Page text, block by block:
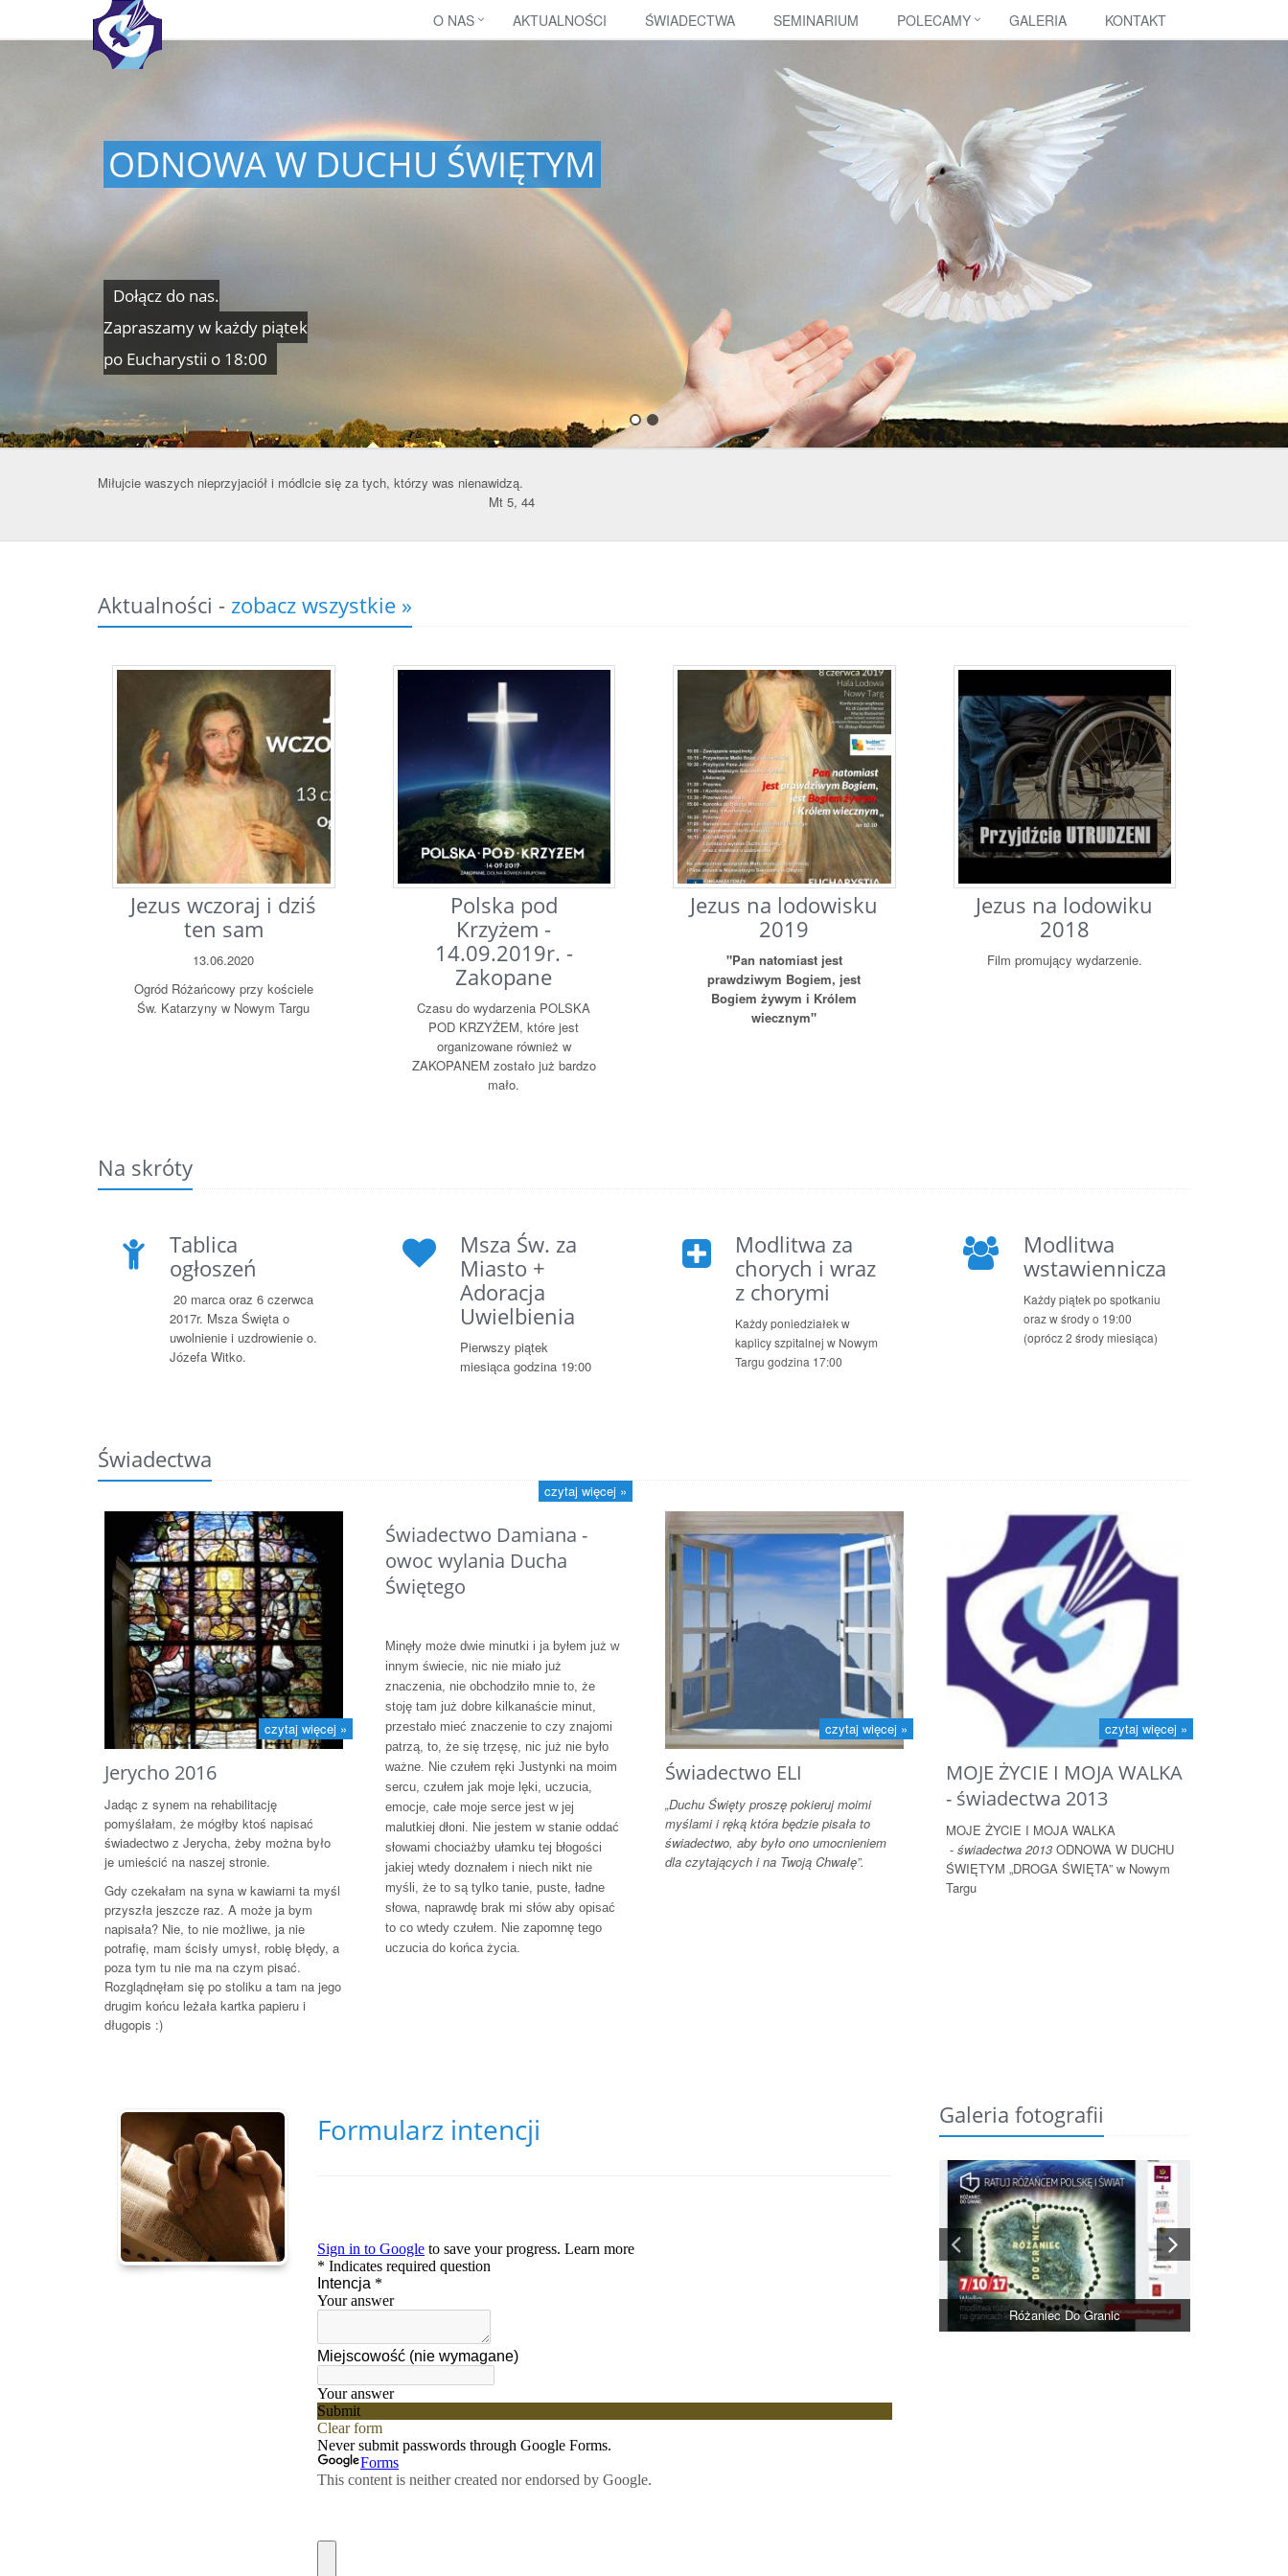
O NAS AKTUALNOŚCI ŚWIADECTWA SEMINARIUM POLECAMY GALERIA KONTAKT
ODNOWA W DUCHU ŚWIĘTYM
Dołącz do nas.
Zapraszamy w każdy piątek
po Eucharystii o 18:00
Miłujcie waszych nieprzyjaciół i módlcie się za tych, którzy was nienawidzą.
Mt 5, 44
Aktualności - zobacz wszystkie »
Jezus wczoraj i dziś
ten sam
13.06.2020
Ogród Różańcowy przy kościele
Św. Katarzyny w Nowym Targu
Polska pod
Krzyżem -
14.09.2019r. -
Zakopane
Czasu do wydarzenia POLSKA
POD KRZYŻEM, które jest
organizowane również w
ZAKOPANEM zostało już bardzo
mało.
Jezus na lodowisku
2019
"Pan natomiast jest
prawdziwym Bogiem, jest
Bogiem żywym i Królem
wiecznym"
Jezus na lodowiku
2018
Film promujący wydarzenie.
Na skróty
Tablica
ogłoszeń
20 marca oraz 6 czerwca
2017r. Msza Święta o
uwolnienie i uzdrowienie o.
Józefa Witko.
Msza Św. za
Miasto +
Adoracja
Uwielbienia
Pierwszy piątek
miesiąca godzina 19:00
Modlitwa za
chorych i wraz
z chorymi
Każdy poniedziałek w
kaplicy szpitalnej w Nowym
Targu godzina 17:00
Modlitwa
wstawiennicza
Każdy piątek po spotkaniu
oraz w środy o 19:00
(oprócz 2 środy miesiąca)
Świadectwa
czytaj więcej »
Jerycho 2016
Jadąc z synem na rehabilitację
pomyślałam, że mógłby ktoś napisać
świadectwo z Jerycha, żeby można było
je umieścić na naszej stronie.
Gdy czekałam na syna w kawiarni ta myśl
przyszła jeszcze raz. A może ja bym
napisała? Nie, to nie możliwe, ja nie
potrafię, mam ścisły umysł, robię błędy, a
poza tym tu nie ma na czym pisać.
Rozglądnęłam się po stoliku a tam na jego
drugim końcu leżała kartka papieru i
długopis :)
czytaj więcej »
Świadectwo Damiana -
owoc wylania Ducha
Świętego
Minęły może dwie minutki i ja byłem już w
innym świecie, nic nie miało już
znaczenia, nie obchodziło mnie to, że
stoję tam już dobre kilkanaście minut,
przestało mieć znaczenie to czy znajomi
patrzą, to, że się trzęsę, nic już nie było
ważne. Nie czułem ręki Justynki na moim
sercu, czułem jak moje lęki, uczucia,
emocje, całe moje serce jest w jej
malutkiej dłoni. Nie jestem w stanie oddać
słowami chociażby ułamku tej błogości
jakiej wtedy doznałem i niech nikt nie
myśli, że to są tylko tanie, puste, ładne
słowa, naprawdę brak mi słów aby opisać
to co wtedy czułem. Nie zapomnę tego
uczucia do końca życia.
czytaj więcej »
Świadectwo ELI
„Duchu Święty proszę pokieruj moimi
myślami i ręką która będzie pisała to
świadectwo, aby było ono umocnieniem
dla czytających i na Twoją Chwałę”.
czytaj więcej »
MOJE ŻYCIE I MOJA WALKA
- świadectwa 2013
MOJE ŻYCIE I MOJA WALKA
- świadectwa 2013ODNOWA W DUCHU
ŚWIĘTYM „DROGA ŚWIĘTA” w Nowym
Targu
Formularz intencji Galeria fotografii
Różaniec Do Granic